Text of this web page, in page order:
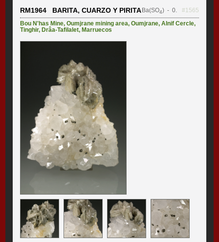
RM1964 BARITA, CUARZO Y PIRITABa(SO4)- 0.
#1565
Bou N'has Mine,Oumjrane mining area,Oumjrane,Alnif Cercle,
Tinghir,Drâa-Tafilalet,Marruecos